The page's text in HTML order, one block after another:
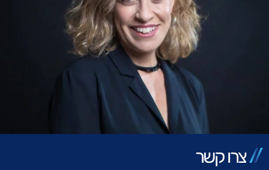
צרו קשר